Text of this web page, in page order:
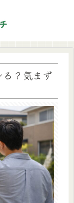
？気まず